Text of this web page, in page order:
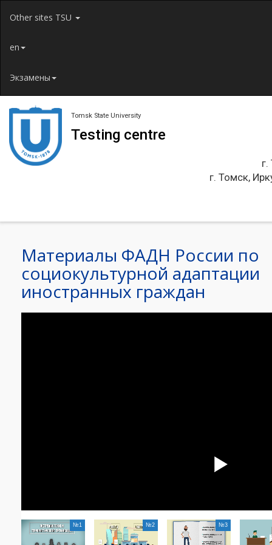
Other sites TSU
en
Экзамены
Tomsk State University
Testing centre
г. Томск,
Материалы ФАДН России по
социокультурной адаптации
иностранных граждан